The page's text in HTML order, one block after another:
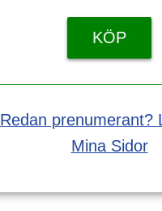
KÖP
Redan prenumerant?
Mina Sidor